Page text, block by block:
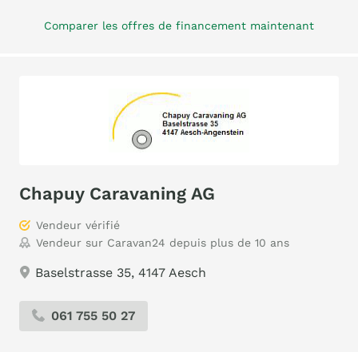
Comparer les offres de financement maintenant
Chapuy Caravaning AG
Vendeur vérifié
Vendeur sur Caravan24 depuis plus de 10 ans
Baselstrasse 35, 4147 Aesch
061 755 50 27